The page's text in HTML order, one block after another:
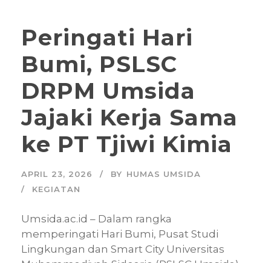
Peringati Hari
Bumi, PSLSC
DRPM Umsida
Jajaki Kerja Sama
ke PT Tjiwi Kimia
APRIL 23, 2026 BY HUMAS UMSIDA
KEGIATAN
Umsida.ac.id – Dalam rangka
memperingati Hari Bumi, Pusat Studi
Lingkungan dan Smart City Universitas